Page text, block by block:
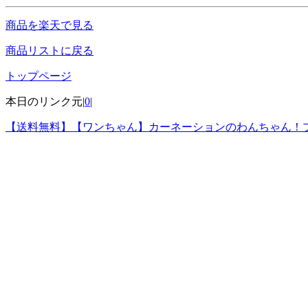
商品を楽天で見る
商品リストに戻る
トップページ
本日のリンク元|0|
【送料無料】【ワンちゃん】カーネーションのわんちゃん